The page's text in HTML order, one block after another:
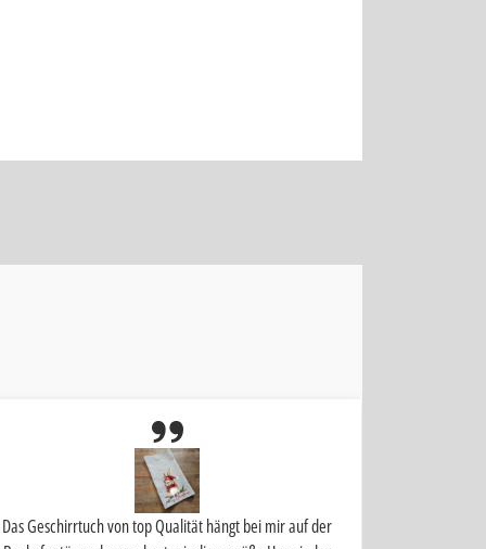
Das Geschirrtuch von top Qualität hängt bei mir auf der